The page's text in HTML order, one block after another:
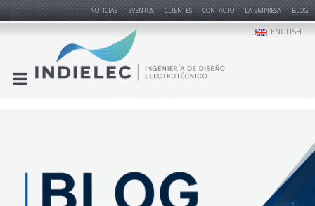
ENGLISH
NOTICIAS EVENTOS CLIENTES CONTACTO LA EMPRESA BLOG